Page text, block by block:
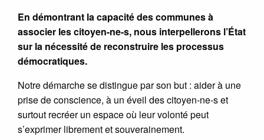
En démontrant la capacité des communes à
associer les citoyen-ne-s, nous interpellerons l’État
sur la nécessité de reconstruire les processus
démocratiques.
Notre démarche se distingue par son but : aider à une
prise de conscience, à un éveil des citoyen-ne-s et
surtout recréer un espace où leur volonté peut
s’exprimer librement et souverainement.